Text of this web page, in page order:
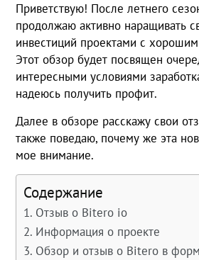
Приветствую! После летнего
продолжаю активно наращивать
инвестиций проектами с
Этот обзор будет посвящен
интересными условиями
надеюсь получить профит.
Далее в обзоре расскажу свои
также поведаю, почему же эта
мое внимание.
Содержание
Отзыв о Bitero io
Информация о проекте
Обзор и отзыв о Bitero в